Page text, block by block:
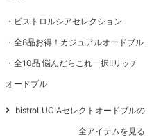
ビストロルシアセレクション
全8品お得！カジュアルオードブル
全10品 悩んだらこれ一択!!リッチ
オードブル
bistroLUCIAセレクトオードブルの
全アイテムを見る